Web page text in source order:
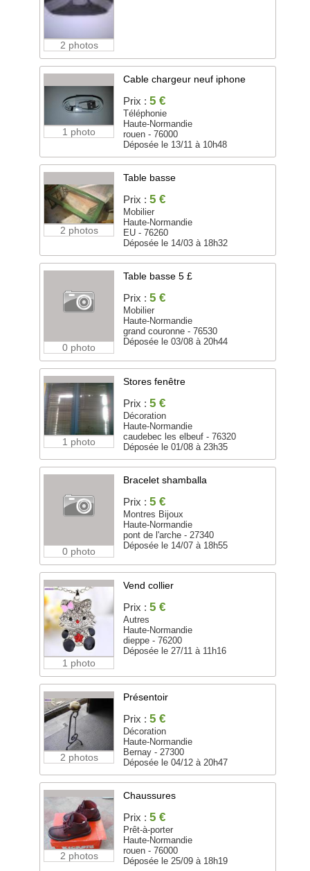
2 photos
1 photo
Cable chargeur neuf iphone
Prix : 5 €
Téléphonie
Haute-Normandie
rouen - 76000
Déposée le 13/11 à 10h48
2 photos
Table basse
Prix : 5 €
Mobilier
Haute-Normandie
EU - 76260
Déposée le 14/03 à 18h32
0 photo
Table basse 5 £
Prix : 5 €
Mobilier
Haute-Normandie
grand couronne - 76530
Déposée le 03/08 à 20h44
1 photo
Stores fenêtre
Prix : 5 €
Décoration
Haute-Normandie
caudebec les elbeuf - 76320
Déposée le 01/08 à 23h35
0 photo
Bracelet shamballa
Prix : 5 €
Montres Bijoux
Haute-Normandie
pont de l'arche - 27340
Déposée le 14/07 à 18h55
1 photo
Vend collier
Prix : 5 €
Autres
Haute-Normandie
dieppe - 76200
Déposée le 27/11 à 11h16
2 photos
Présentoir
Prix : 5 €
Décoration
Haute-Normandie
Bernay - 27300
Déposée le 04/12 à 20h47
2 photos
Chaussures
Prix : 5 €
Prêt-à-porter
Haute-Normandie
rouen - 76000
Déposée le 25/09 à 18h19